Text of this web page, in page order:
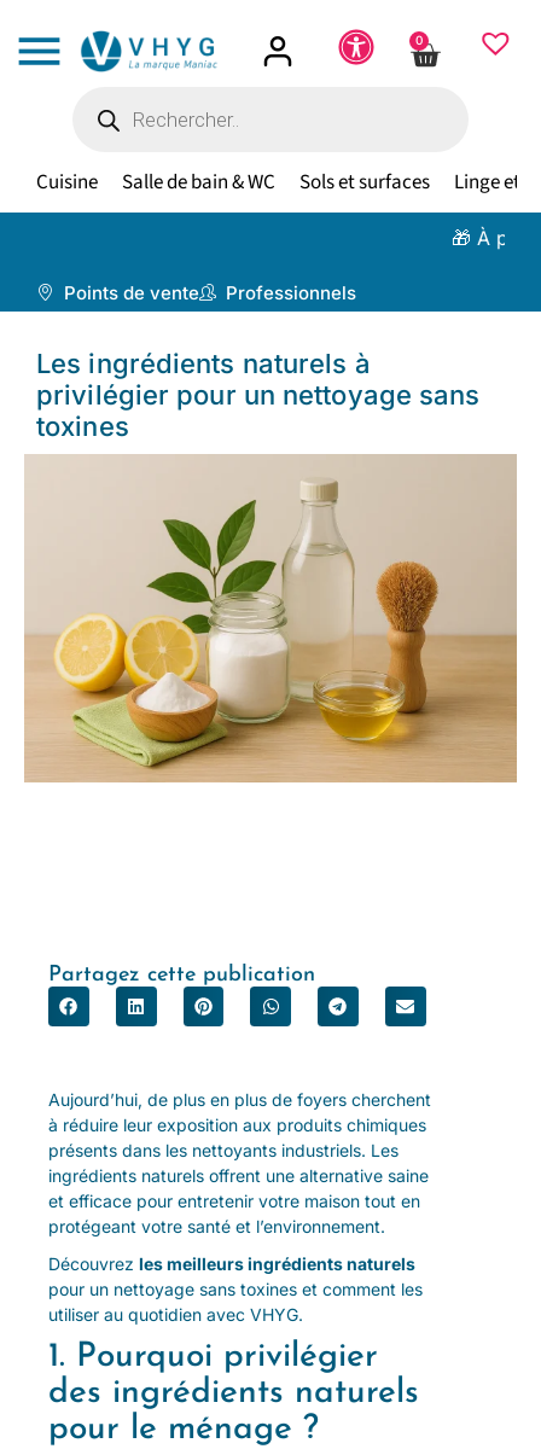
0
Cuisine Salle de bain & WC Sols et surfaces Linge et
🎁 À partir de
Points de vente Professionnels
Les ingrédients naturels à
privilégier pour un nettoyage sans
toxines
Partagez cette publication
Aujourd’hui, de plus en plus de foyers cherchent
à réduire leur exposition aux produits chimiques
présents dans les nettoyants industriels. Les
ingrédients naturels offrent une alternative saine
et efficace pour entretenir votre maison tout en
protégeant votre santé et l’environnement.
Découvrez les meilleurs ingrédients naturels
pour un nettoyage sans toxines et comment les
utiliser au quotidien avec VHYG.
1. Pourquoi privilégier
des ingrédients naturels
pour le ménage ?